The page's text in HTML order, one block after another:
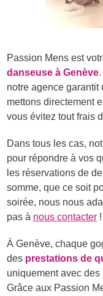
Passion Mens est
danseuse à Genève
notre agence garantit
mettons directement
vous évitez tout frais
Dans tous les cas,
pour répondre à vos
les réservations de
somme, que ce soit
soirée, nous nous
pas à nous contacter !
À Genève, chaque
des prestations de
uniquement avec
Grâce aux Passion